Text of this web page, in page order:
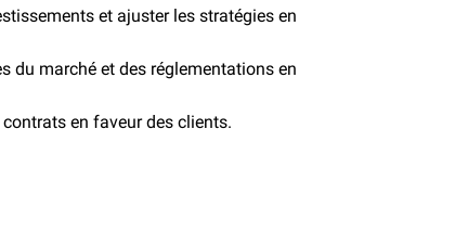
et ajuster les stratégies en
du marché et des réglementations en
en faveur des clients.